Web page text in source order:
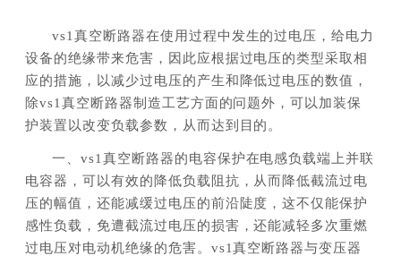
vs1真空断路器在使用过程中发生的过电压，给电力
设备的绝缘带来危害，因此应根据过电压的类型采取相
应的措施，以减少过电压的产生和降低过电压的数值，
除vs1真空断路器制造工艺方面的问题外，可以加装保
护装置以改变负载参数，从而达到目的。
一、vs1真空断路器的电容保护在电感负载端上并联
电容器，可以有效的降低负载阻抗，从而降低截流过电
压的幅值，还能减缓过电压的前沿陡度，这不仅能保护
感性负载，免遭截流过电压的损害，还能减轻多次重燃
过电压对电动机绝缘的危害。vs1真空断路器与变压器